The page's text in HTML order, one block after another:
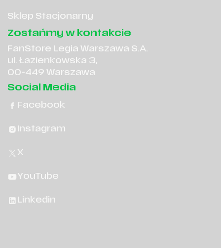
Sklep Stacjonarny
Zostańmy w kontakcie
FanStore Legia Warszawa S.A.
ul. Łazienkowska 3,
00-449 Warszawa
Social Media
Facebook
Instagram
X
YouTube
Linkedin